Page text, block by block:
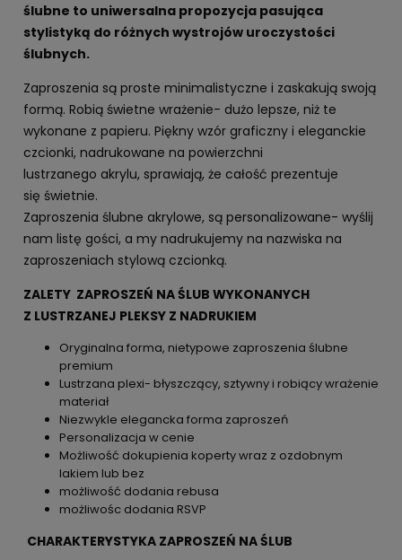
ślubne to uniwersalna propozycja pasująca
stylistyką do różnych wystrojów uroczystości
ślubnych.
Zaproszenia są proste minimalistyczne i zaskakują swoją
formą. Robią świetne wrażenie- dużo lepsze, niż te
wykonane z papieru. Piękny wzór graficzny i eleganckie
czcionki, nadrukowane na powierzchni
lustrzanego akrylu, sprawiają, że całość prezentuje
się świetnie.
Zaproszenia ślubne akrylowe, są personalizowane- wyślij
nam listę gości, a my nadrukujemy na nazwiska na
zaproszeniach stylową czcionką.
ZALETY ZAPROSZEŃ NA ŚLUB WYKONANYCH
Z LUSTRZANEJ PLEKSY Z NADRUKIEM
Oryginalna forma, nietypowe zaproszenia ślubne
premium
Lustrzana plexi- błyszczący, sztywny i robiący wrażenie
materiał
Niezwykle elegancka forma zaproszeń
Personalizacja w cenie
Możliwość dokupienia koperty wraz z ozdobnym
lakiem lub bez
możliwość dodania rebusa
możliwośc dodania RSVP
CHARAKTERYSTYKA ZAPROSZEŃ NA ŚLUB